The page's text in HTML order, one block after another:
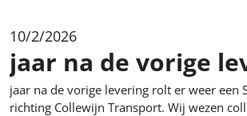
10/2/2026
jaar na de vorige levering rolt er weer een
richting Collewijn Transport. Wij wezen